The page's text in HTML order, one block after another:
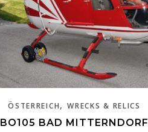
ÖSTERREICH,WRECKS & RELICS
BO105 BAD MITTERNDORF